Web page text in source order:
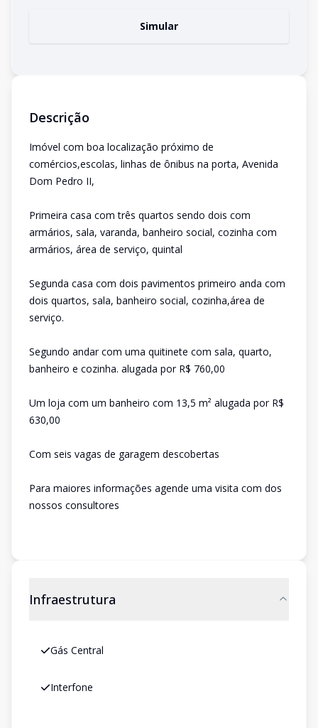
Simular
Descrição
Imóvel com boa localização próximo de
comércios,escolas, linhas de ônibus na porta, Avenida
Dom Pedro II,
Primeira casa com três quartos sendo dois com
armários, sala, varanda, banheiro social, cozinha com
armários, área de serviço, quintal
Segunda casa com dois pavimentos primeiro anda com
dois quartos, sala, banheiro social, cozinha,área de
serviço.
Segundo andar com uma quitinete com sala, quarto,
banheiro e cozinha. alugada por R$ 760,00
Um loja com um banheiro com 13,5 m² alugada por R$
630,00
Com seis vagas de garagem descobertas
Para maiores informações agende uma visita com dos
nossos consultores
Infraestrutura
Gás Central
Interfone